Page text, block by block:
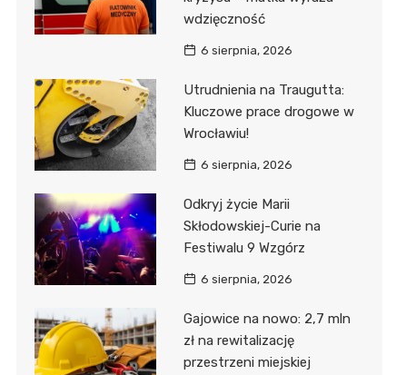
wdzięczność
6 sierpnia, 2026
Utrudnienia na Traugutta:
Kluczowe prace drogowe w
Wrocławiu!
6 sierpnia, 2026
Odkryj życie Marii
Skłodowskiej-Curie na
Festiwalu 9 Wzgórz
6 sierpnia, 2026
Gajowice na nowo: 2,7 mln
zł na rewitalizację
przestrzeni miejskiej